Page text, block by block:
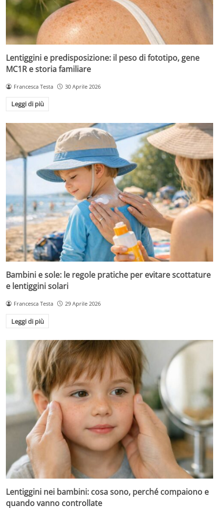
Lentiggini e predisposizione: il peso di fototipo, gene
MC1R e storia familiare
Francesca Testa 30 Aprile 2026
Leggi di più
Bambini e sole: le regole pratiche per evitare scottature
e lentiggini solari
Francesca Testa 29 Aprile 2026
Leggi di più
Lentiggini nei bambini: cosa sono, perché compaiono e
quando vanno controllate